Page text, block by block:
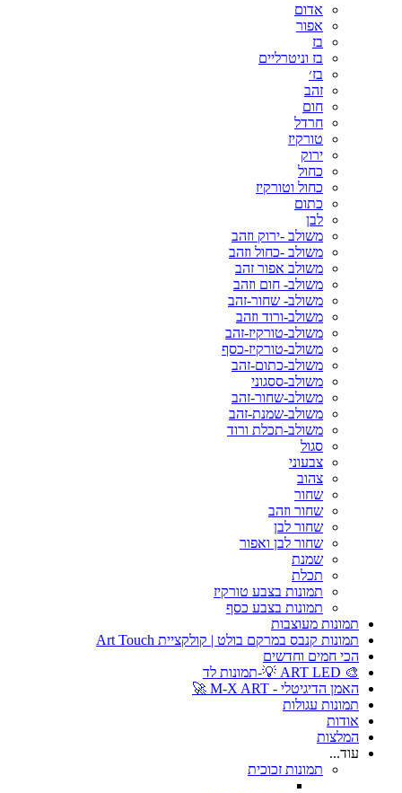
אדום
אפור
בז
בז וניטרליים
בז׳
זהב
חום
חרדל
טורקיז
ירוק
כחול
כחול וטורקיז
כתום
לבן
משולב -ירוק וזהב
משולב -כחול וזהב
משולב אפור זהב
משולב- חום וזהב
משולב- שחור-זהב
משולב-ורוד וזהב
משולב-טורקיז-זהב
משולב-טורקיז-כסף
משולב-כתום-זהב
משולב-ססגוני
משולב-שחור-זהב
משולב-שמנת-זהב
משולב-תכלת ורוד
סגול
צבעוני
צהוב
שחור
שחור וזהב
שחור לבן
שחור לבן ואפור
שמנת
תכלת
תמונות בצבע טורקיז
תמונות בצבע כסף
תמונות מעוצבות
תמונות קנבס במרקם בולט | קולקציית Art Touch
הכי חמים וחדשים
🎨 ART LED 💡-תמונות לד
האמן הדיגיטלי - M-X ART 🚀
תמונות עגולות
אודות
המלצות
עוד...
תמונות זכוכית